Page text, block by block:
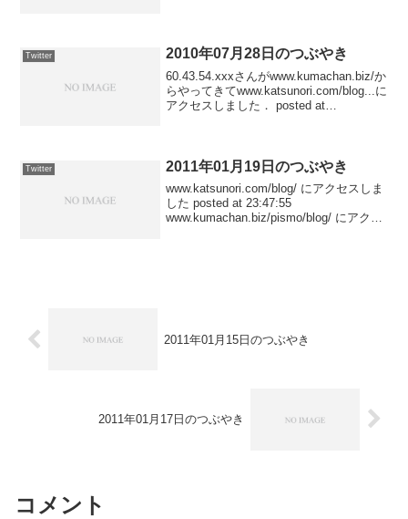
Twitter 2010年07月28日のつぶやき
60.43.54.xxxさんがwww.kumachan.biz/か
らやってきてwww.katsunori.com/blog...に
アクセスしました． posted at
Twitter 2011年01月19日のつぶやき
www.katsunori.com/blog/ にアクセスしま
した posted at 23:47:55
www.kumachan.biz/pismo/blog/ にアクセ
2011年01月15日のつぶやき
2011年01月17日のつぶやき
コメント